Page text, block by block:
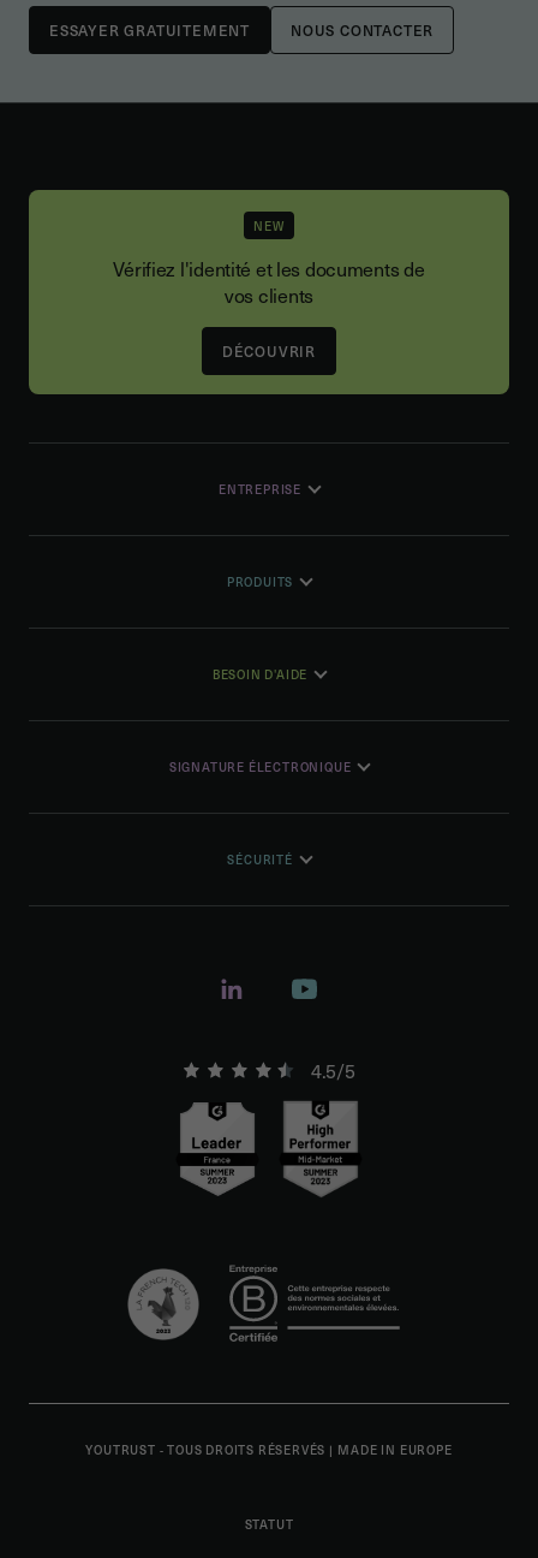
NOUS CONTACTER
NEW
Vérifiez l'identité et les documents de
vos clients
DÉCOUVRIR
ENTREPRISE
PRODUITS
BESOIN D'AIDE
SIGNATURE ÉLECTRONIQUE
SÉCURITÉ
4.5/5
YOUTRUST - TOUS DROITS RÉSERVÉS | MADE IN EUROPE
STATUT